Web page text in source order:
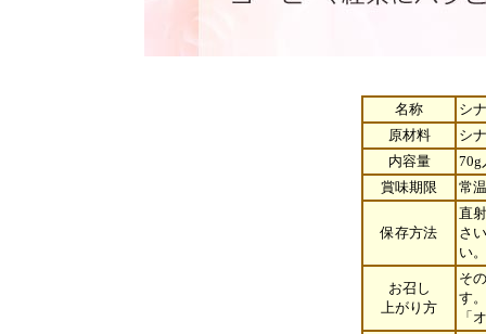
名称
シ
原材料
シ
内容量
70g
賞味期限
常
保存方法
直
さ
い。
お召し
上がり方
そ
す
「